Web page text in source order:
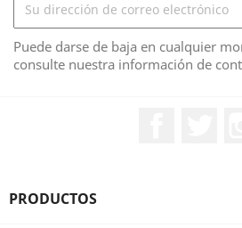
Puede darse de baja en cualquier
consulte nuestra información de
PRODUCTOS